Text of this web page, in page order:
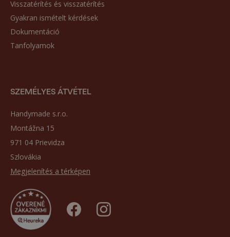
Visszatérítés és visszatérítés
Gyakran ismételt kérdések
Dokumentáció
Tanfolyamok
SZEMÉLYES ÁTVÉTEL
Handymade s.r.o.
Montážna 15
971 04 Prievidza
Szlovákia
Megjelenítés a térképen